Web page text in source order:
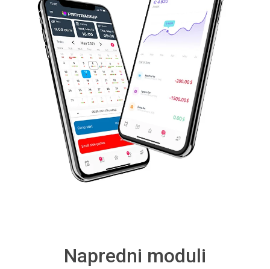
Napredni moduli